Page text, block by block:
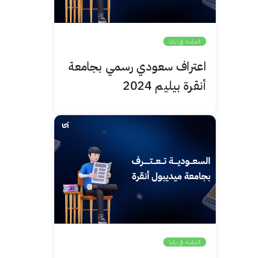
الدراسة في تركيا
اعتراف سعودي رسمي بجامعة
أنقرة بيليم 2024
الدراسة في تركيا